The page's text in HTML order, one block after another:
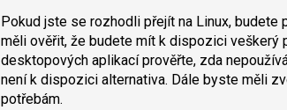
Pokud jste se rozhodli přejít na Linux,
měli ověřit, že budete mít k dispozici veškerý
desktopových aplikací prověřte, zda
není k dispozici alternativa. Dále byste měli
potřebám.